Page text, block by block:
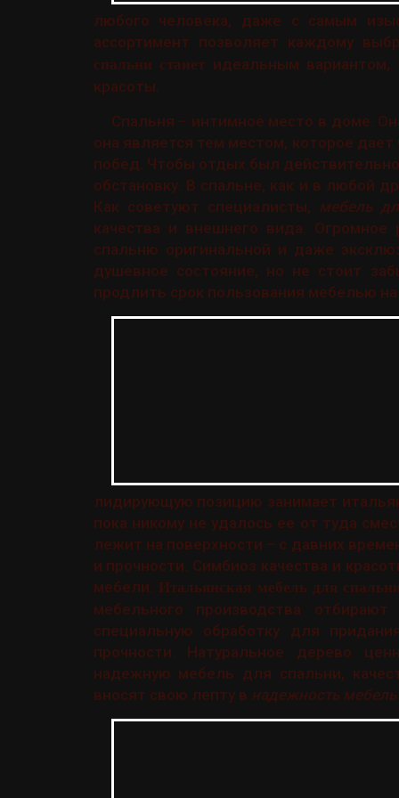
любого человека, даже с самым
ассортимент позволяет каждому
спальни станет идеальным вариантом,
красоты.
Спальня – интимное место в доме.
она является тем местом, которое
побед. Чтобы отдых был
обстановку. В спальне, как и в любой
Как советуют специалисты, мебель
качества и внешнего вида. Огромное
спальню оригинальной и даже
душевное состояние, но не стоит
продлить срок пользования мебелью
лидирующую позицию занимает
пока никому не удалось ее от туда
лежит на поверхности – с давних
и прочности. Симбиоз качества и
мебели. Итальянская мебель для
мебельного производства
специальную обработку для
прочности. Натуральное дерево
надежную мебель для спальни,
вносят свою лепту в надежность